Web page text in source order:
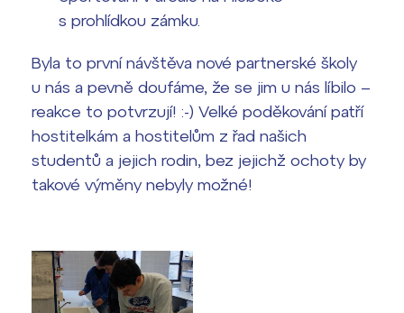
s prohlídkou zámku.
Byla to první návštěva nové partnerské školy
u nás a pevně doufáme, že se jim u nás líbilo –
reakce to potvrzují! :-) Velké poděkování patří
hostitelkám a hostitelům z řad našich
studentů a jejich rodin, bez jejichž ochoty by
takové výměny nebyly možné!